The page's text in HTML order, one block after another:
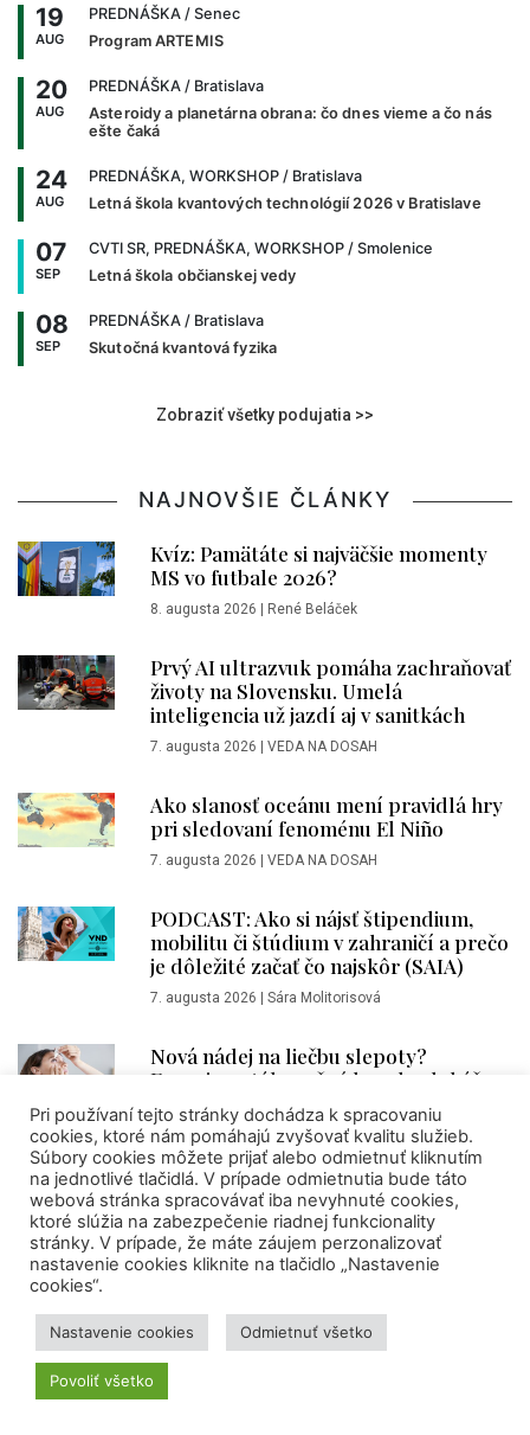
19
AUG
PREDNÁŠKA / Senec
Program ARTEMIS
20
AUG
PREDNÁŠKA / Bratislava
Asteroidy a planetárna obrana: čo dnes vieme a čo nás
ešte čaká
24
AUG
PREDNÁŠKA, WORKSHOP / Bratislava
Letná škola kvantových technológií 2026 v Bratislave
07
SEP
CVTI SR, PREDNÁŠKA, WORKSHOP / Smolenice
Letná škola občianskej vedy
08
SEP
PREDNÁŠKA / Bratislava
Skutočná kvantová fyzika
Zobraziť všetky podujatia >>
NAJNOVŠIE ČLÁNKY
Kvíz: Pamätáte si najväčšie momenty
MS vo futbale 2026?
8. augusta 2026 René Beláček
Prvý AI ultrazvuk pomáha zachraňovať
životy na Slovensku. Umelá
inteligencia už jazdí aj v sanitkách
7. augusta 2026 VEDA NA DOSAH
Ako slanosť oceánu mení pravidlá hry
pri sledovaní fenoménu El Niño
7. augusta 2026 VEDA NA DOSAH
PODCAST: Ako si nájsť štipendium,
mobilitu či štúdium v zahraničí a prečo
je dôležité začať čo najskôr (SAIA)
7. augusta 2026 Sára Molitorisová
Nová nádej na liečbu slepoty?
Experimentálne očné kvapky dokážu
obnoviť zrak
7. augusta 2026|VEDA NA DOSAH
AKTIVITY CVTI SR
Pri používaní tejto stránky dochádza k spracovaniu
cookies, ktoré nám pomáhajú zvyšovať kvalitu služieb.
Súbory cookies môžete prijať alebo odmietnuť kliknutím
na jednotlivé tlačidlá. V prípade odmietnutia bude táto
webová stránka spracovávať iba nevyhnuté cookies,
ktoré slúžia na zabezpečenie riadnej funkcionality
stránky. V prípade, že máte záujem perzonalizovať
nastavenie cookies kliknite na tlačidlo „Nastavenie
cookies“.
Nastavenie cookies Odmietnuť všetko
Povoliť všetko